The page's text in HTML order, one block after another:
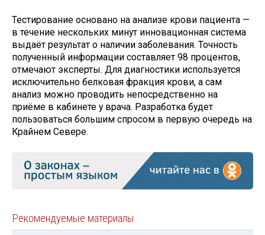
Тестирование основано на анализе крови пациента —
в течение нескольких минут инновационная система
выдаёт результат о наличии заболевания. Точность
полученный информации составляет 98 процентов,
отмечают эксперты. Для диагностики используется
исключительно белковая фракция крови, а сам
анализ можно проводить непосредственно на
приёме в кабинете у врача. Разработка будет
пользоваться большим спросом в первую очередь на
Крайнем Севере.
Рекомендуемые материалы